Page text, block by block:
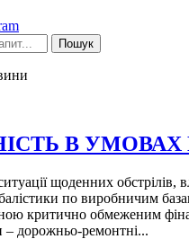
Пошук
В УМОВАХ
щоденних обстрілів,
по виробничим
критично обмеженим
– дорожньо-ремонтні...